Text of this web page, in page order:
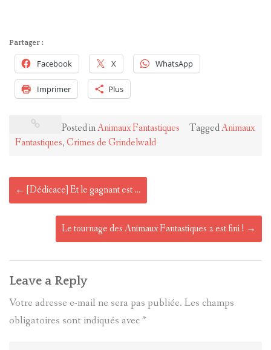
Partager :
Facebook X WhatsApp
Imprimer Plus
Posted inAnimaux Fantastiques TaggedAnimaux
Fantastiques,Crimes de Grindelwald
Post
navigation
← [Dédicace] Et le gagnant est …
Le tournage des Animaux Fantastiques 2 est fini ! →
Leave a Reply
Votre adresse e-mail ne sera pas publiée. Les champs
obligatoires sont indiqués avec*